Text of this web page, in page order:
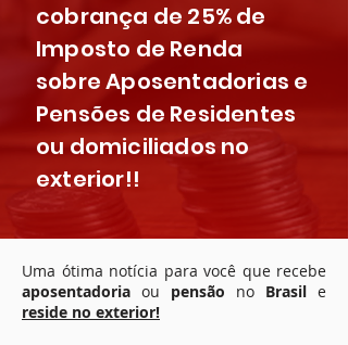
cobrança de 25% de
Imposto de Renda
sobre Aposentadorias e
Pensões de Residentes
ou domiciliados no
exterior!!
Uma ótima notícia para você que recebe
aposentadoria ou pensão no Brasil e
reside no exterior!